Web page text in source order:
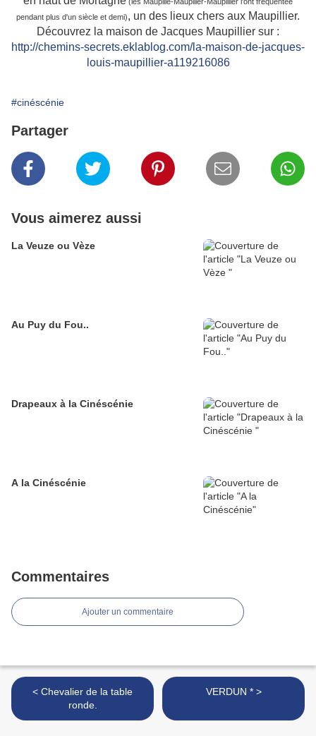
pendant plus d'un siècle et demi), un des lieux chers aux Maupillier.
Découvrez la maison de Jacques Maupillier sur :
http://chemins-secrets.eklablog.com/la-maison-de-jacques-
louis-maupillier-a119216086
#cinéscénie
Partager
Vous aimerez aussi
La Veuze ou Vèze
Au Puy du Fou..
Drapeaux à la Cinéscénie
A la Cinéscénie
Commentaires
Ajouter un commentaire
< Chevalier de la table
ronde.
VERDUN * >